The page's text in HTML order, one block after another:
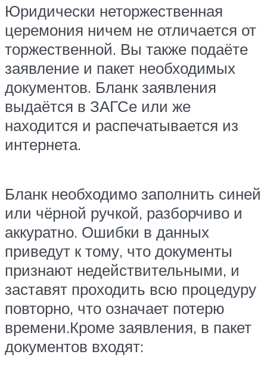
Юридически неторжественная
церемония ничем не отличается от
торжественной. Вы также подаёте
заявление и пакет необходимых
документов. Бланк заявления
выдаётся в ЗАГСе или же
находится и распечатывается из
интернета.
Бланк необходимо заполнить синей
или чёрной ручкой, разборчиво и
аккуратно. Ошибки в данных
приведут к тому, что документы
признают недействительными, и
заставят проходить всю процедуру
повторно, что означает потерю
времени.Кроме заявления, в пакет
документов входят: